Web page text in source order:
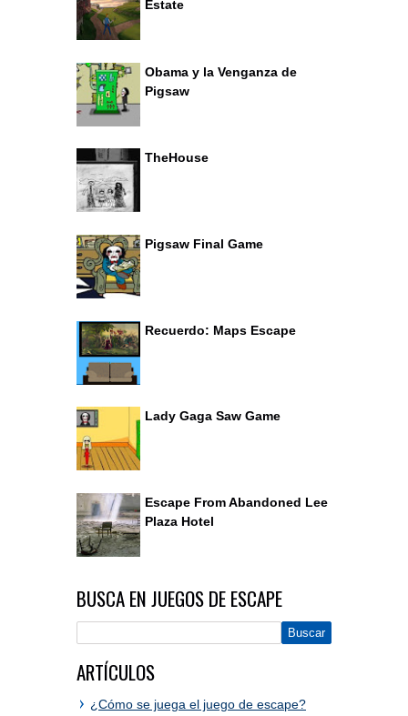
Estate
Obama y la Venganza de
Pigsaw
TheHouse
Pigsaw Final Game
Recuerdo: Maps Escape
Lady Gaga Saw Game
Escape From Abandoned Lee
Plaza Hotel
BUSCA EN JUEGOS DE ESCAPE
ARTÍCULOS
¿Cómo se juega el juego de escape?